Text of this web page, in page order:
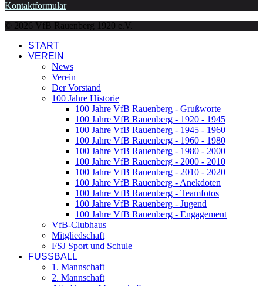
Kontaktformular
© 2026 VfB Rauenberg 1920 e.V.
START
VEREIN
News
Verein
Der Vorstand
100 Jahre Historie
100 Jahre VfB Rauenberg - Grußworte
100 Jahre VfB Rauenberg - 1920 - 1945
100 Jahre VfB Rauenberg - 1945 - 1960
100 Jahre VfB Rauenberg - 1960 - 1980
100 Jahre VfB Rauenberg - 1980 - 2000
100 Jahre VfB Rauenberg - 2000 - 2010
100 Jahre VfB Rauenberg - 2010 - 2020
100 Jahre VfB Rauenberg - Anekdoten
100 Jahre VfB Rauenberg - Teamfotos
100 Jahre VfB Rauenberg - Jugend
100 Jahre VfB Rauenberg - Engagement
VfB-Clubhaus
Mitgliedschaft
FSJ Sport und Schule
FUSSBALL
1. Mannschaft
2. Mannschaft